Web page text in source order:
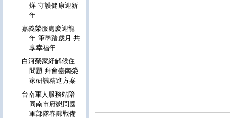
烊 守護健康迎新
年
嘉義榮服處慶迎龍
年 筆墨踏歲月 共
享幸福年
白河榮家紓解候住
問題 拜會臺南榮
家研議精進方案
台南軍人服務站陪
同南市府慰問國
軍部隊春節戰備